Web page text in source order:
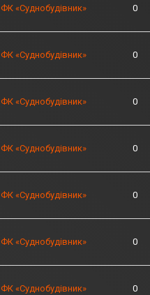
ФК «Суднобудівник» 0
ФК «Суднобудівник» 0
ФК «Суднобудівник» 0
ФК «Суднобудівник» 0
ФК «Суднобудівник» 0
ФК «Суднобудівник» 0
ФК «Суднобудівник» 0